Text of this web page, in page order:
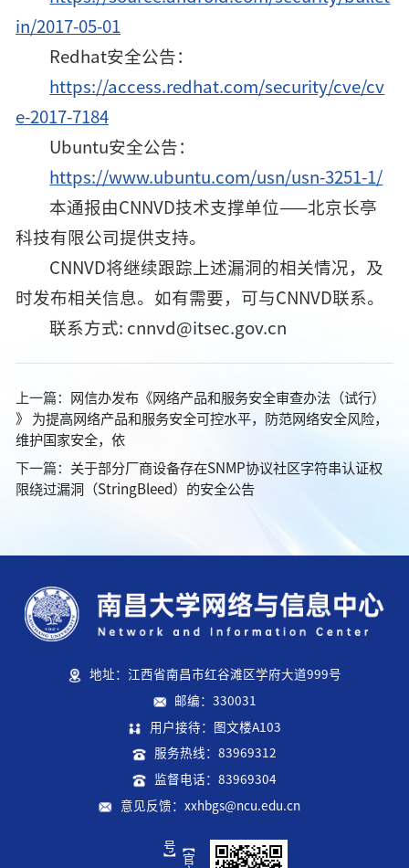
in/2017-05-01
Redhat安全公告：
https://access.redhat.com/security/cve/cv
e-2017-7184
Ubuntu安全公告：
https://www.ubuntu.com/usn/usn-3251-1/
本通报由CNNVD技术支撑单位——北京长亭
科技有限公司提供支持。
CNNVD将继续跟踪上述漏洞的相关情况，及
时发布相关信息。如有需要，可与CNNVD联系。
联系方式: cnnvd@itsec.gov.cn
上一篇：
网信办发布《网络产品和服务安全审查办法（试行）
》 为提高网络产品和服务安全可控水平，防范网络安全风险，
维护国家安全，依
下一篇： 关于部分厂商设备存在SNMP协议社区字符串认证权
限绕过漏洞（StringBleed）的安全公告
地址：江西省南昌市红谷滩区学府大道999号
邮编：330031
用户接待：图文楼A103
服务热线：83969312
监督电话：83969304
意见反馈：xxhbgs@ncu.edu.cn
】